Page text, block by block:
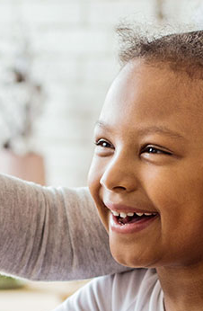
Grãos e Farináceos
Temperos